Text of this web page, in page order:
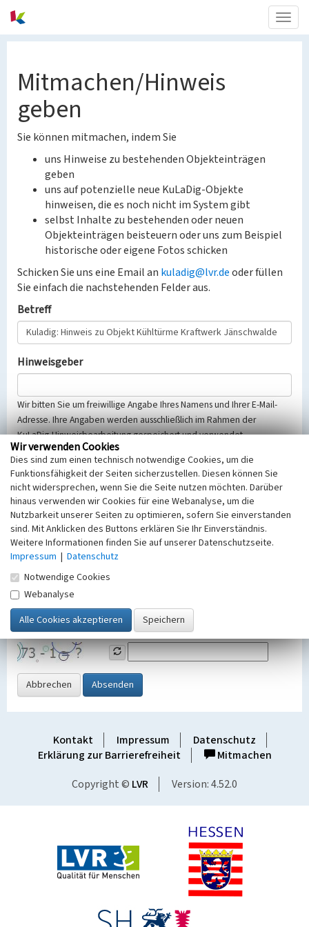
Mitmachen/Hinweis
geben
Sie können mitmachen, indem Sie
uns Hinweise zu bestehenden Objekteinträgen
geben
uns auf potenzielle neue KuLaDig-Objekte
hinweisen, die es noch nicht im System gibt
selbst Inhalte zu bestehenden oder neuen
Objekteinträgen beisteuern oder uns zum Beispiel
historische oder eigene Fotos schicken
Schicken Sie uns eine Email an kuladig@lvr.deoder füllen
Sie einfach die nachstehenden Felder aus.
Betreff
Hinweisgeber
Wir bitten Sie um freiwillige Angabe Ihres Namens und Ihrer E-Mail-
Adresse. Ihre Angaben werden ausschließlich im Rahmen der
KuLaDig-Hinweisbearbeitung gespeichert und verwendet.
Selbstverständlich werden diese entsprechend der Vorschriften des
Telemediengesetzes, des Datenschutzgesetzes NRW und der seit
dem 25.05.2018 gültigen Europäischen Datenschutzgrundverordnung
(EU-DSGVO) vertraulich behandelt, beachten Sie bitte unsere
Hinweise zumDatenschutz
Nachricht
SicherheitsabfrageTragen Sie unten das Rechenergebnis aus der
Grafik ein
Abbrechen Absenden
Kontakt Impressum
Datenschutz
Erklärung zur Barrierefreiheit
Mitmachen
Copyright © LVR Version: 4.52.0
Wir verwenden Cookies
Dies sind zum einen technisch notwendige Cookies, um die
Funktionsfähigkeit der Seiten sicherzustellen. Diesen können Sie
nicht widersprechen, wenn Sie die Seite nutzen möchten. Darüber
hinaus verwenden wir Cookies für eine Webanalyse, um die
Nutzbarkeit unserer Seiten zu optimieren, sofern Sie einverstanden
sind. Mit Anklicken des Buttons erklären Sie Ihr Einverständnis.
Weitere Informationen finden Sie auf unserer Datenschutzseite.
Impressum | Datenschutz
Notwendige Cookies
Webanalyse